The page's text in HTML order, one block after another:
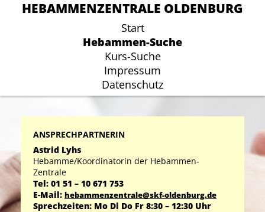
HEBAMMENZENTRALE OLDENBURG
Start
Hebammen-Suche
Kurs-Suche
Impressum
Datenschutz
HEBAMMENZENTRALE OLDENBURG
Start
Hebammen-Suche
Kurs-Suche
Impressum
Datenschutz
ANSPRECHPARTNERIN
Astrid Lyhs
Hebamme/Koordinatorin der Hebammen-
Zentrale
Tel: 01 51 – 10 671 753
E-Mail: hebammenzentrale@skf-oldenburg.de
Sprechzeiten: Mo Di Do Fr 8:30 – 12:30 Uhr